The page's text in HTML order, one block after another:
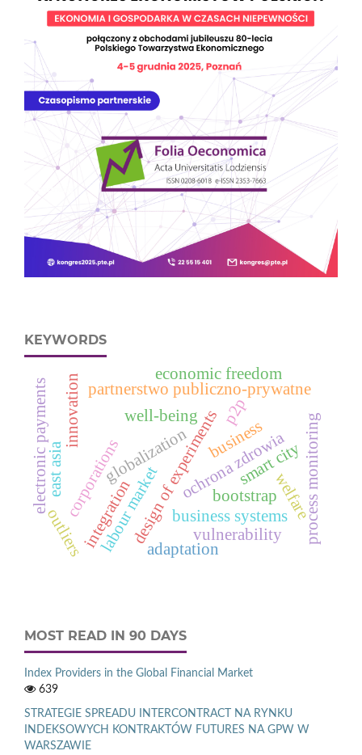
KEYWORDS
design of experimentsbootstrap
partnerstwo publiczno-prywatne
ochrona zdrowia
integration
business
globalization
corporations business systems
innovation
east asia welfare
well-being
vulnerability
adaptation
smart city
electronic payments p2p
process monitoring
labour market
economic freedom
outliers
MOST READ IN 90 DAYS
Index Providers in the Global Financial Market
639
STRATEGIE SPREADU INTERCONTRACT NA RYNKU
INDEKSOWYCH KONTRAKTÓW FUTURES NA GPW W
WARSZAWIE